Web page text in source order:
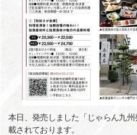
本日、発売しました「じゃらん九
載されております。